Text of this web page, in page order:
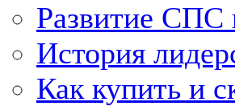
Развитие СПС
История
Как купить и